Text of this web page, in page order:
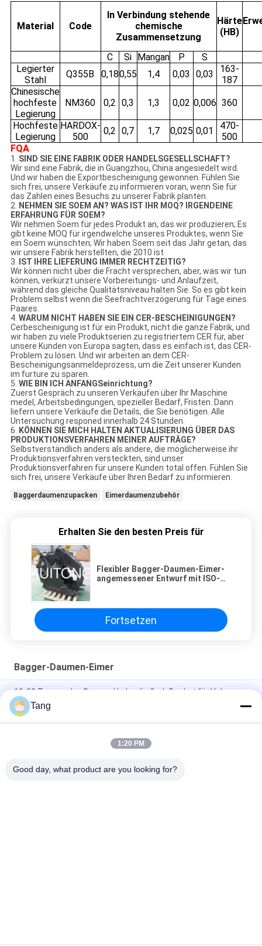
Material Code
In Verbindung stehende
chemische
Zusammensetzung
Härte
(HB)
C Si Mangan P
S
Legierter
Stahl
Q355B 0,180,55 1,4 0,03 0,03
163-
187
Chinesische
hochfeste
Legierung
NM360 0,2 0,3 1,3 0,02 0,006 360
Hochfeste
Legierung
HARDOX-
500
0,2 0,7 1,7 0,025 0,01
470-
500
FQA
1. SIND SIE EINE FABRIK ODER HANDELSGESELLSCHAFT?
Wir sind eine Fabrik, die in Guangzhou, China angesiedelt wird.
Und wir haben die Exportbescheinigung gewonnen. Fühlen Sie
sich frei, unsere Verkäufe zu informieren voran, wenn Sie für
das Zahlen eines Besuchs zu unserer Fabrik planten.
2. NEHMEN SIE SOEM AN? WAS IST IHR MOQ? IRGENDEINE
ERFAHRUNG FÜR SOEM?
Wir nehmen Soem für jedes Produkt an, das wir produzieren; Es
gibt keine MOQ für irgendwelche unseres Produktes, wenn Sie
ein Soem wünschten; Wir haben Soem seit das Jahr getan, das
wir unsere Fabrik herstellten, die 2010 ist
3. IST IHRE LIEFERUNG IMMER RECHTZEITIG?
Wir können nicht über die Fracht versprechen, aber, was wir tun
können, verkürzt unsere Vorbereitungs- und Anlaufzeit,
während das gleiche Qualitätsniveau halten Sie. So es gibt kein
Problem selbst wenn die Seefrachtverzögerung für Tage eines
Paares.
4. WARUM NICHT HABEN SIE EIN CER-BESCHEINIGUNGEN?
Cerbescheinigung ist für ein Produkt, nicht die ganze Fabrik, und
wir haben zu viele Produktserien zu registriertem CER für, aber
unsere Kunden von Europa sagten, dass es einfach ist, das CER-
Problem zu lösen. Und wir arbeiten an dem CER-
Bescheinigungsanmeldeprozess, um die Zeit unserer Kunden
im furture zu sparen.
5. WIE BIN ICH ANFANGSeinrichtung?
Zuerst Gespräch zu unseren Verkäufen über Ihr Maschine
medel, Arbeitsbedingungen, spezieller Bedarf, Fristen. Dann
liefern unsere Verkäufe die Details, die Sie benötigen. Alle
Untersuchung responed innerhalb 24 Stunden.
6. KÖNNEN SIE MICH HALTEN AKTUALISIERUNG ÜBER DAS
PRODUKTIONSVERFAHREN MEINER AUFTRÄGE?
Selbstverständlich anders als andere, die möglicherweise ihr
Produktionsverfahren versteckten, sind unser
Produktionsverfahren für unsere Kunden total offen. Fühlen Sie
sich frei, unsere Verkäufe über Ihren Bedarf zu informieren.
Baggerdaumenzupacken Eimerdaumenzubehör
Erhalten Sie den besten Preis für
Flexibler Bagger-Daumen-Eimer-
angemessener Entwurf mit ISO-
Fortsetzen
Bagger-Daumen-Eimer
10-20 Tonnen des Bagger-Hydraulic Grab Bucket für Volvo
EC120 EC160
1 bis 100 Ton Hydraulic Thumb Bucket For PC30-7E ZE700E
Tang
1:20 PM
Good day, what product are you looking for?